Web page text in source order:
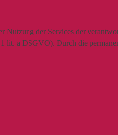
Nutzung der Services der
lit. a DSGVO). Durch die